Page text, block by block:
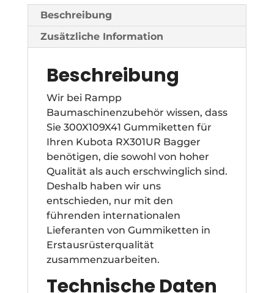
Beschreibung
Zusätzliche Information
Beschreibung
Wir bei Rampp
Baumaschinenzubehör wissen, dass
Sie 300X109X41 Gummiketten für
Ihren Kubota RX301UR Bagger
benötigen, die sowohl von hoher
Qualität als auch erschwinglich sind.
Deshalb haben wir uns
entschieden, nur mit den
führenden internationalen
Lieferanten von Gummiketten in
Erstausrüsterqualität
zusammenzuarbeiten.
Technische Daten